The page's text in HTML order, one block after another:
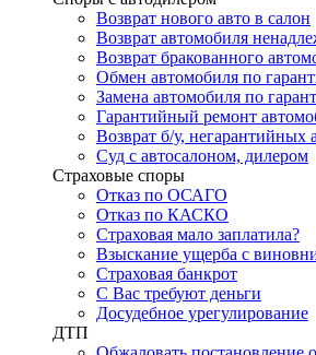
Возврат нового авто в салон
Возврат автомобиля
Возврат бракованного
Обмен автомобиля по
Замена автомобиля по
Гарантийный ремонт
Возврат б/у, негарантийных
Суд с автосалоном, дилером
Страховые споры
Отказ по ОСАГО
Отказ по КАСКО
Страховая мало заплатила?
Взыскание ущерба с
Страховая банкрот
С Вас требуют деньги
Досудебное урегулирование
ДТП